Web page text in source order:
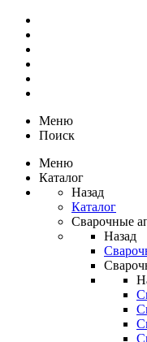
Меню
Поиск
Меню
Каталог
Назад
Каталог
Сварочные
Назад